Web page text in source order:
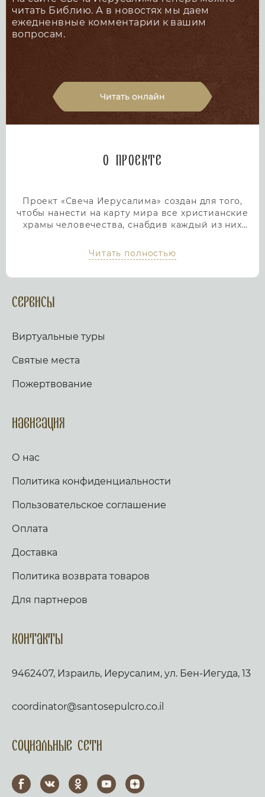
читать Библию. А в новостях мы даем
ежедненвные комментарии к вашим
вопросам.
Читать онлайн
О проекте
Проект «Свеча Иерусалима» создан для того,
чтобы нанести на карту мира все христианские
храмы человечества, снабдив каждый из них
мы дадим людям возможность посетить любой
храм или дольмен не выходя из дома, просто
помощь в возжжения свечей за здравие и
упокой в христианских храмах Иерусалима и
вопросом. Письма помещаются в Стену Плача,
Благодатным огнем.
товаров, освященных на камне Миропомазания.
Читать полностью
Сервисы
Виртуальные туры
Святые места
Пожертвование
Навигация
О нас
Политика конфиденциальности
Пользовательское соглашение
Оплата
Доставка
Политика возврата товаров
Для партнеров
Контакты
9462407, Израиль, Иерусалим, ул. Бен-Иегуда, 13
coordinator@santosepulcro.co.il
Социальные сети